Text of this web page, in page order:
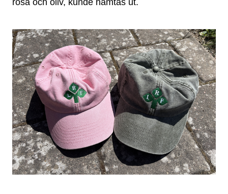
rosa och oliv, kunde hämtas ut.